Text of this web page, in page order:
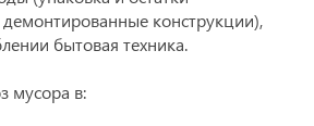
конструкции),
бытовая техника.
мусора в: